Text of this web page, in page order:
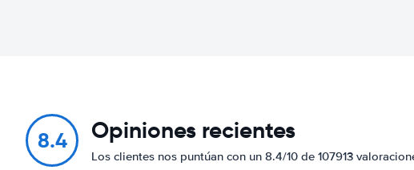
8.4 Opiniones recientes
Los clientes nos puntúan con un 8.4/10 de 107913